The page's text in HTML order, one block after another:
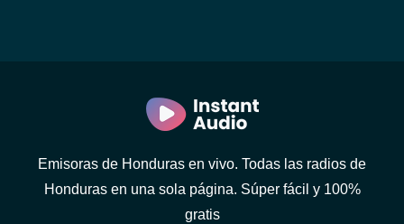
Emisoras de Honduras en vivo. Todas las radios de
Honduras en una sola página. Súper fácil y 100%
gratis